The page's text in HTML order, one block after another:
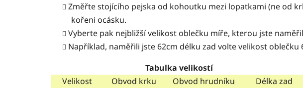
Změřte stojícího pejska od kohoutku mezi lopatkami (ne od
kořeni ocásku.
Vyberte pak nejbližší velikost oblečku míře, kterou jste
Například, naměřili jste 62cm délku zad volte velikost oblečku
Tabulka velikostí
Velikost
Obvod krku Obvod hrudníku
Délka zad